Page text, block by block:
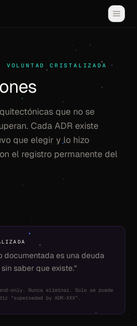
VOLUNTAD CRISTALIZADA
que no se
Cada ADR existe
que elegir y lo hizo
el registro permanente del
documentada es una deuda
saber que existe."
only. Nunca eliminar. Solo se puede
"superseded by ADR-XXX".